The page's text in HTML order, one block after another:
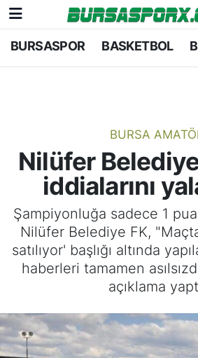
BURSASPOR BASKETBOL
BURSA
Nilüfer
iddialarını
Şampiyonluğa sadece 1
Nilüfer Belediye FK,
satılıyor' başlığı altında
haberleri tamamen
açıklama
Bursaspor
Bursa Amatör
Hentbol
Voleybol
Genel
Bursa Nöbetçi Eczaneler
Bursa Trafik Yoğunluk
TFF 1.Lig Puan Durumu ve
Tüm Manşetler
Son Dakika Haberleri